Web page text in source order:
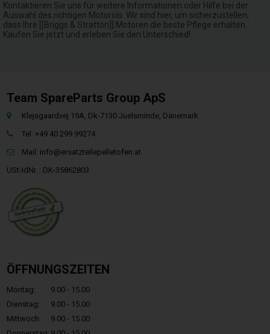
Kontaktieren Sie uns für weitere Informationen oder Hilfe bei der
Auswahl des richtigen Motoröls. Wir sind hier, um sicherzustellen,
dass Ihre [[Briggs & Stratton]] Motoren die beste Pflege erhalten.
Kaufen Sie jetzt und erleben Sie den Unterschied!
Team SpareParts Group ApS
Klejsgaardvej 19A, Dk-7130 Juelsminde, Dänemark
Tel: +49 40 299 99274
Mail: info@ersatzteilepelletofen.at
USt-IdNr. : DK-35862803
ÖFFNUNGSZEITEN
Montag:
9.00 - 15.00
Dienstag:
9.00 - 15.00
Mittwoch:
9.00 - 15.00